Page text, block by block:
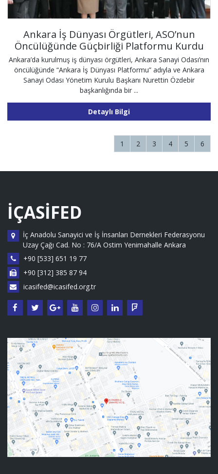
Ankara İş Dünyası Örgütleri, ASO’nun
Öncülüğünde Güçbirliği Platformu Kurdu
Ankara’da kurulmuş iş dünyası örgütleri, Ankara Sanayi Odası’nın
öncülüğünde “Ankara İş Dünyası Platformu” adıyla ve Ankara
Sanayi Odası Yönetim Kurulu Başkanı Nurettin Özdebir
başkanlığında bir ...
Detaylı Bilgi
1 2 3 4 5 6
İÇASİFED
İç Anadolu Sanayici ve İş İnsanları Dernekleri Federasyonu
Uzay Çağı Cad. No : 76/A Ostim Yenimahalle Ankara
+90 [533] 651 19 77
+90 [312] 385 87 94
icasifed@icasifed.org.tr